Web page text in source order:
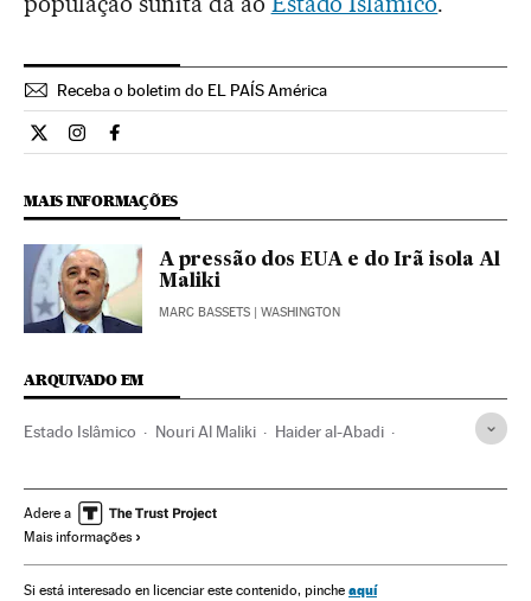
Receba o boletim do EL PAÍS América
Internacional El País Brasil en Twitter
Internacional El País Brasil en Instagram
Internacional El País Brasil en Facebook
MAIS INFORMAÇÕES
A pressão dos EUA e do Irã isola Al
Maliki
MARC BASSETS | WASHINGTON
ARQUIVADO EM
Estado Islâmico Nouri Al Maliki Haider al-Abadi
Estados Unidos Ásia América do Norte
Grupos terroristas
Adere a
Mais informações
Si está interesado en licenciar este contenido, pinche aquí